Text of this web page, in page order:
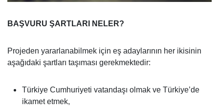
BAŞVURU ŞARTLARI NELER?
Projeden yararlanabilmek için eş adaylarının her ikisinin
aşağıdaki şartları taşıması gerekmektedir:
Türkiye Cumhuriyeti vatandaşı olmak ve Türkiye’de
ikamet etmek,